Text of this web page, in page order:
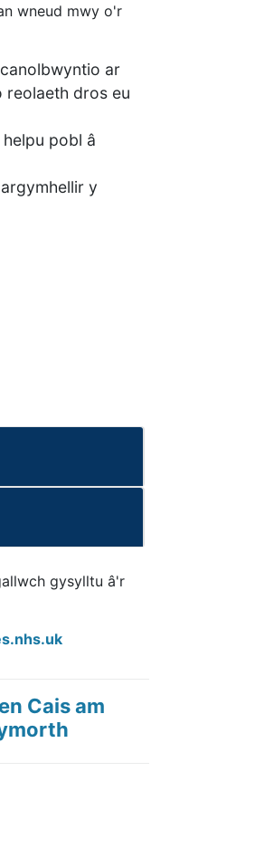
wneud mwy o'r
ar
dros eu
helpu pobl â
y
gysylltu â'r
Cais am